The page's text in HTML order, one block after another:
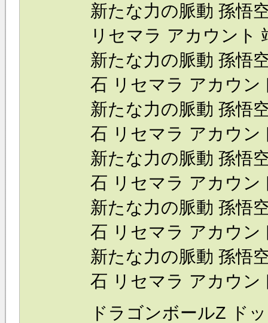
新たな力の脈動 孫悟
リセマラ アカウント
新たな力の脈動 孫悟
石 リセマラ アカウン
新たな力の脈動 孫悟
石 リセマラ アカウン
新たな力の脈動 孫悟
石 リセマラ アカウン
新たな力の脈動 孫悟
石 リセマラ アカウン
新たな力の脈動 孫悟
石 リセマラ アカウン
ドラゴンボールZ ド